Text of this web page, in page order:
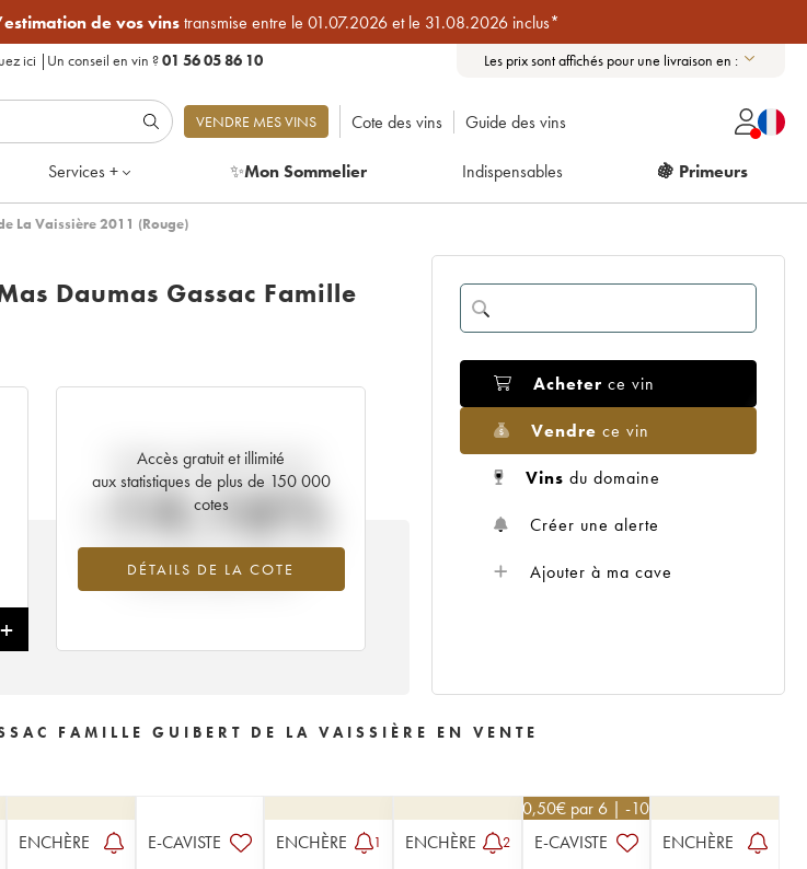
de vos vinstransmise entre le 01.07.2026 et le 31.08.2026 inclus*
ici | Un conseil en vin ?01 56 05 86 10 Les prix sont affichés pour une livraison en :
VENDRE MES VINS Cote des vins Guide des vins
Services + ✨Mon Sommelier Indispensables 🍇 Primeurs
La Vaissière 2011 (Rouge)
Daumas Gassac Famille
+
Accès gratuit et illimité
aux statistiques de plus de 150 000
cotes
DÉTAILS DE LA COTE
Tendance actuelle de la cote
-14.16%
Tendance à la baisse du millésime 2011
en 2026 par rapport à 2025
Acheter ce vin
Vendre ce vin
Vins du domaine
Créer une alerte
Ajouter à ma cave
FAMILLE GUIBERT DE LA VAISSIÈRE EN VENTE
ENCHÈRE E-CAVISTE ENCHÈRE 1 ENCHÈRE 2
40,50€ par 6 | -10%
E-CAVISTE
ENCHÈRE